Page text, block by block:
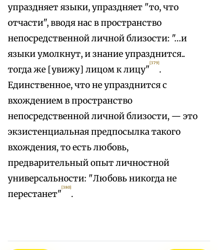
упраздняет языки, упраздняет "то, что
отчасти", вводя нас в пространство
непосредственной личной близости: "…и
языки умолкнут, и знание упразднится..
тогда же [увижу] лицом к лицу"
[379]
.
Единственное, что не упразднится с
вхождением в пространство
непосредственной личной близости, — это
экзистенциальная предпосылка такого
вхождения, то есть любовь,
предварительный опыт личностной
универсальности: "Любовь никогда не
перестанет"
[380]
.